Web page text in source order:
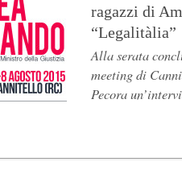
ragazzi di
“Legalitàlia”
Alla serata
meeting di
Pecora